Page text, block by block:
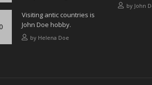
Visiting antic countries is
John Doe hobby.
by Helena Doe
by John